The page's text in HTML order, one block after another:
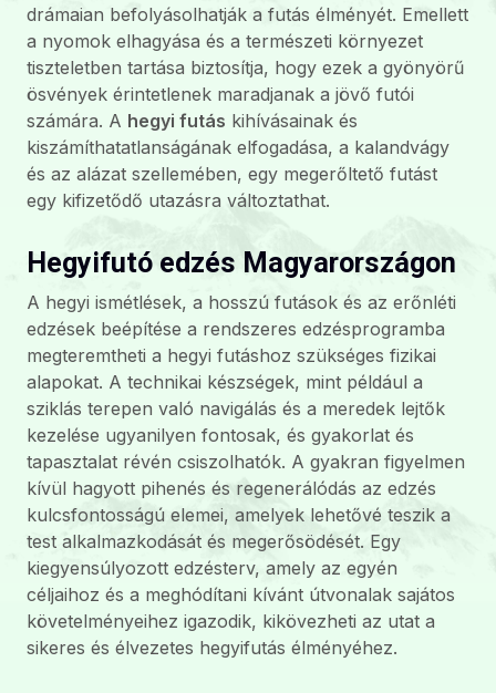
drámaian befolyásolhatják a futás élményét. Emellett
a nyomok elhagyása és a természeti környezet
tiszteletben tartása biztosítja, hogy ezek a gyönyörű
ösvények érintetlenek maradjanak a jövő futói
számára. A hegyi futás kihívásainak és
kiszámíthatatlanságának elfogadása, a kalandvágy
és az alázat szellemében, egy megerőltető futást
egy kifizetődő utazásra változtathat.
Hegyifutó edzés Magyarországon
A hegyi ismétlések, a hosszú futások és az erőnléti
edzések beépítése a rendszeres edzésprogramba
megteremtheti a hegyi futáshoz szükséges fizikai
alapokat. A technikai készségek, mint például a
sziklás terepen való navigálás és a meredek lejtők
kezelése ugyanilyen fontosak, és gyakorlat és
tapasztalat révén csiszolhatók. A gyakran figyelmen
kívül hagyott pihenés és regenerálódás az edzés
kulcsfontosságú elemei, amelyek lehetővé teszik a
test alkalmazkodását és megerősödését. Egy
kiegyensúlyozott edzésterv, amely az egyén
céljaihoz és a meghódítani kívánt útvonalak sajátos
követelményeihez igazodik, kikövezheti az utat a
sikeres és élvezetes hegyifutás élményéhez.